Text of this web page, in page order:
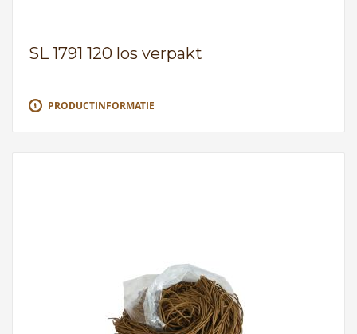
SL 1791 120 los verpakt
PRODUCTINFORMATIE